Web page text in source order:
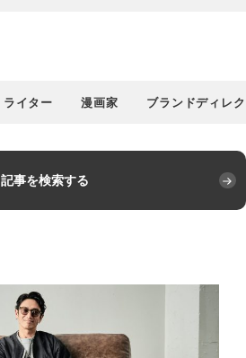
ライター 漫画家 ブランドディレ
記事を検索する